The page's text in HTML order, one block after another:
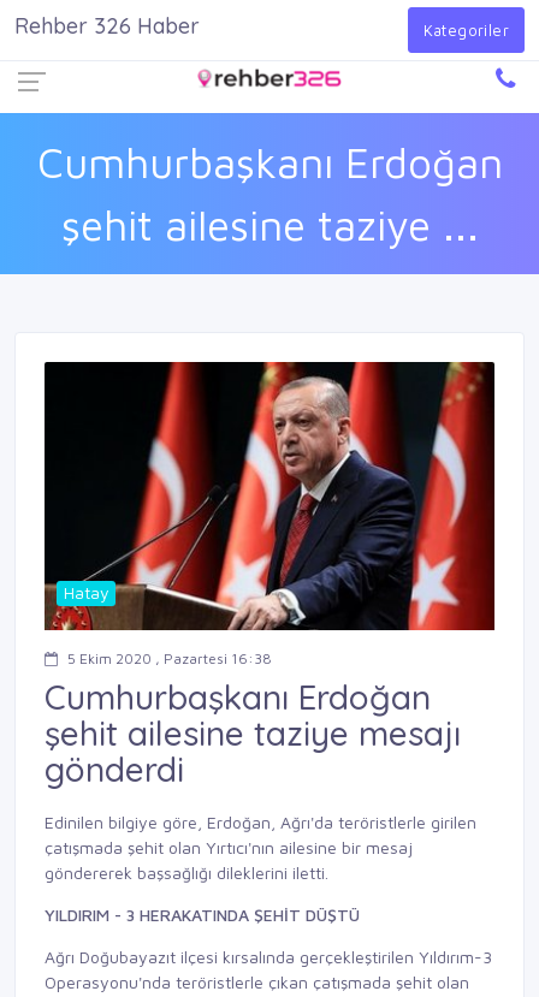
Giriş Yap
Cumhurbaşkanı Erdoğan
şehit ailesine taziye ...
Rehber 326 Haber Kategoriler
Hatay
5 Ekim 2020 , Pazartesi 16:38
Cumhurbaşkanı Erdoğan
şehit ailesine taziye mesajı
gönderdi
Edinilen bilgiye göre, Erdoğan, Ağrı'da teröristlerle girilen
çatışmada şehit olan Yırtıcı'nın ailesine bir mesaj
göndererek başsağlığı dileklerini iletti.
YILDIRIM - 3 HERAKATINDA ŞEHİT DÜŞTÜ
Ağrı Doğubayazıt ilçesi kırsalında gerçekleştirilen Yıldırım-3
Operasyonu'nda teröristlerle çıkan çatışmada şehit olan